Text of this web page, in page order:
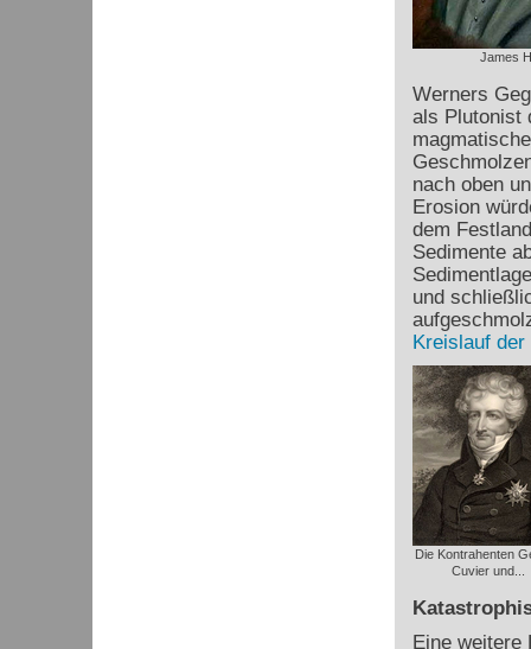
James
Werners
als Plutonist
nach oben
Erosion
dem
Sedimente
und
Kreislauf der
Die Kontrahenten
Cuvier und...
Eine weitere